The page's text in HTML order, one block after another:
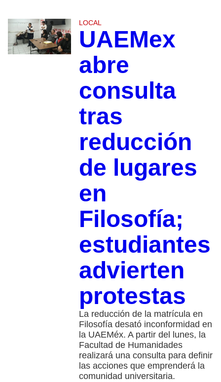
LOCAL
UAEMex
abre
consulta
tras
reducción
de lugares
en
Filosofía;
estudiantes
advierten
protestas
La reducción de la matrícula en
Filosofía desató inconformidad en
la UAEMéx. A partir del lunes, la
Facultad de Humanidades
realizará una consulta para definir
las acciones que emprenderá la
comunidad universitaria.